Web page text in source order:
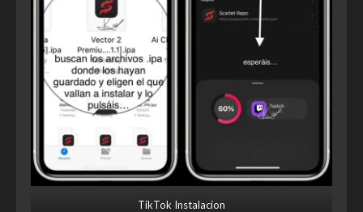
TikTok Instalacion